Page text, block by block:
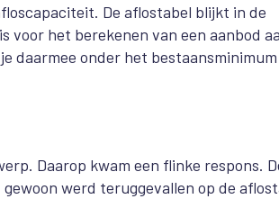
De aflostabel blijkt in de
voor het berekenen van een aanbod
daarmee onder het
Daarop kwam een flinke respons.
werd teruggevallen op de